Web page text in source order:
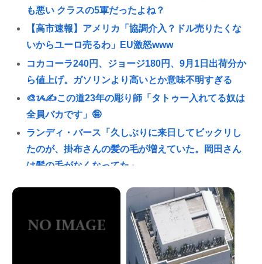
も悪い クラスの5軍だったよね？
【高市速報】アメリカ「協調介入？ドル売りたくな
いからユーロ売るわ」EU激怒www
コカコーラ240円、ジョージ180円、9月1日出荷分か
ら値上げ。ガソリンより高いとか意味不明すぎる
🎨ᝰ✍この道23年の彫り師「タトゥー入れてる奴は
全員バカです」🤪
ランディ・バース「久しぶりに来日してビックリし
たのが、掛布さんの髪の毛が増えていた。岡田さん
は髪の毛がなくなってた」
誰かワンウェイネジってやつの外し方教えて
熊本出身の大物芸能人なのに寄付したという話が全
く出てこない人いるよな🙄
【緊急】少子化の原因、判明するwww